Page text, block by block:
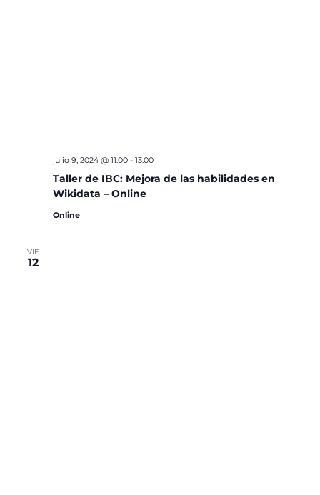
Taller de IBC: Mejora de las habilidades en
Wikidata – Online
julio 9, 2024 @ 11:00- 13:00
Online
VIE
12